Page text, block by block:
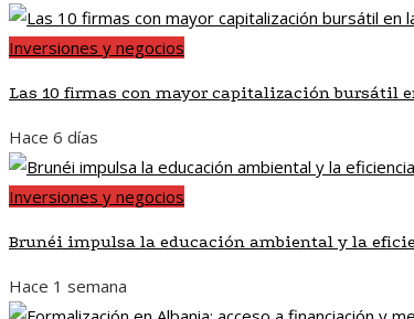
Inversiones y negocios
Las 10 firmas con mayor capitalización bursátil
Hace 6 días
Inversiones y negocios
Brunéi impulsa la educación ambiental y la
Hace 1 semana